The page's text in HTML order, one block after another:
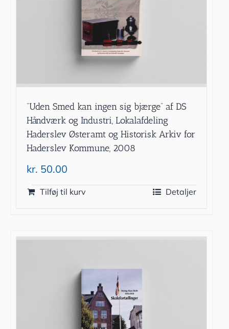
”Uden Smed kan ingen sig bjærge” af DS
Håndværk og Industri, Lokalafdeling
Haderslev Østeramt og Historisk Arkiv for
Haderslev Kommune, 2008
kr. 50.00
Tilføj til kurv Detaljer